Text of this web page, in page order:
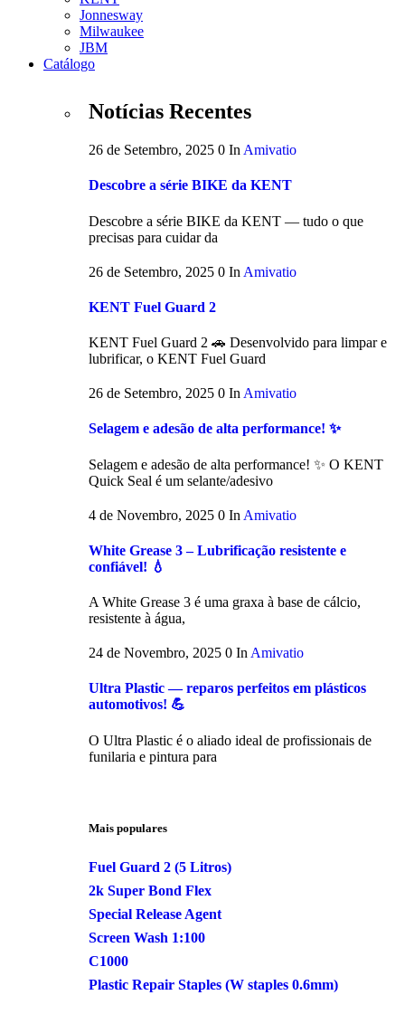
Jonnesway
Milwaukee
JBM
Catálogo
Notícias Recentes
26 de Setembro, 2025 0 In Amivatio
Descobre a série BIKE da KENT
Descobre a série BIKE da KENT — tudo o que
precisas para cuidar da
26 de Setembro, 2025 0 In Amivatio
KENT Fuel Guard 2
KENT Fuel Guard 2 🚗 Desenvolvido para limpar e
lubrificar, o KENT Fuel Guard
26 de Setembro, 2025 0 In Amivatio
Selagem e adesão de alta performance! ✨
Selagem e adesão de alta performance! ✨ O KENT
Quick Seal é um selante/adesivo
4 de Novembro, 2025 0 In Amivatio
White Grease 3 – Lubrificação resistente e
confiável! 💧
A White Grease 3 é uma graxa à base de cálcio,
resistente à água,
24 de Novembro, 2025 0 In Amivatio
Ultra Plastic — reparos perfeitos em plásticos
automotivos! 💪
O Ultra Plastic é o aliado ideal de profissionais de
funilaria e pintura para
Mais populares
Fuel Guard 2 (5 Litros)
2k Super Bond Flex
Special Release Agent
Screen Wash 1:100
C1000
Plastic Repair Staples (W staples 0.6mm)